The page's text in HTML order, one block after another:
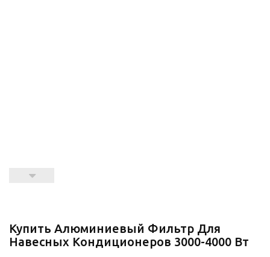
Купить Алюминиевый Фильтр Для
Навесных Кондиционеров 3000-4000 Вт